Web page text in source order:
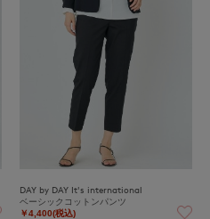
DAY by DAY It's international
ベーシックコットンパンツ
￥4,400(税込)